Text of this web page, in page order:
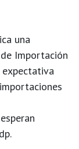
una
Importación